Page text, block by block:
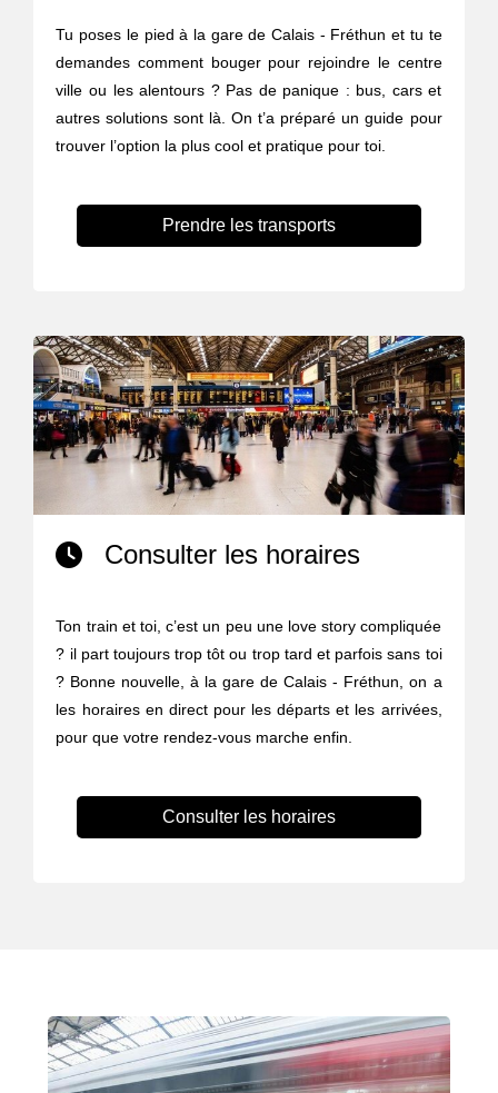
Tu poses le pied à la gare de Calais - Fréthun et tu te
demandes comment bouger pour rejoindre le centre
ville ou les alentours ? Pas de panique : bus, cars et
autres solutions sont là. On t’a préparé un guide pour
trouver l’option la plus cool et pratique pour toi.
Prendre les transports
Consulter les horaires
Ton train et toi, c’est un peu une love story compliquée
? il part toujours trop tôt ou trop tard et parfois sans toi
? Bonne nouvelle, à la gare de Calais - Fréthun, on a
les horaires en direct pour les départs et les arrivées,
pour que votre rendez-vous marche enfin.
Consulter les horaires